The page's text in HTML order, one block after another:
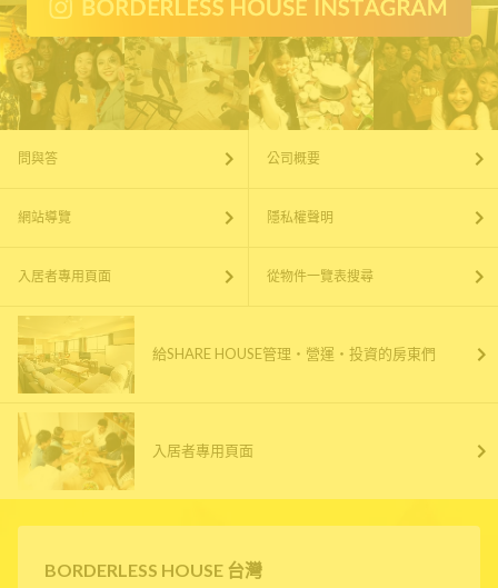
BORDERLESS HOUSE 台灣
問與答 公司概要
網站導覽 隱私權聲明
入居者專用頁面 從物件一覽表搜尋
給SHARE HOUSE管理・營運・投資的房東們
入居者專用頁面